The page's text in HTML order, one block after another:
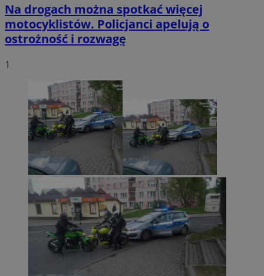
Na drogach można spotkać więcej
motocyklistów. Policjanci apelują o
ostrożność i rozwagę
1